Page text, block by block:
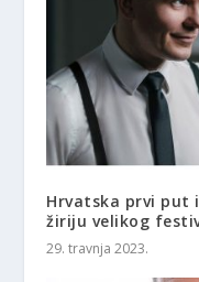
Hrvatska prvi put
žiriju velikog
29. travnja 2023.